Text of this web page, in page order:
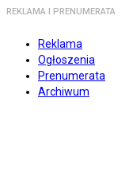
REKLAMA I PRENUMERATA
Reklama
Ogłoszenia
Prenumerata
Archiwum